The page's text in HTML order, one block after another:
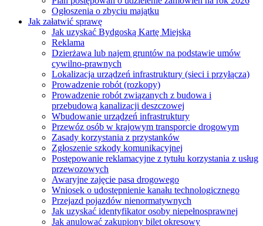
Ogłoszenia o zbyciu majątku
Jak załatwić sprawę
Jak uzyskać Bydgoską Kartę Miejską
Reklama
Dzierżawa lub najem gruntów na podstawie umów
cywilno-prawnych
Lokalizacja urządzeń infrastruktury (sieci i przyłącza)
Prowadzenie robót (rozkopy)
Prowadzenie robót związanych z budowa i
przebudową kanalizacji deszczowej
Wbudowanie urządzeń infrastruktury
Przewóz osób w krajowym transporcie drogowym
Zasady korzystania z przystanków
Zgłoszenie szkody komunikacyjnej
Postępowanie reklamacyjne z tytułu korzystania z usług
przewozowych
Awaryjne zajęcie pasa drogowego
Wniosek o udostępnienie kanału technologicznego
Przejazd pojazdów nienormatywnych
Jak uzyskać identyfikator osoby niepełnosprawnej
Jak anulować zakupiony bilet okresowy